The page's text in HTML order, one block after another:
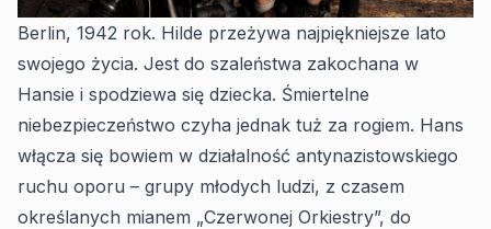
Berlin, 1942 rok. Hilde przeżywa najpiękniejsze lato
swojego życia. Jest do szaleństwa zakochana w
Hansie i spodziewa się dziecka. Śmiertelne
niebezpieczeństwo czyha jednak tuż za rogiem. Hans
włącza się bowiem w działalność antynazistowskiego
ruchu oporu – grupy młodych ludzi, z czasem
określanych mianem „Czerwonej Orkiestry”, do